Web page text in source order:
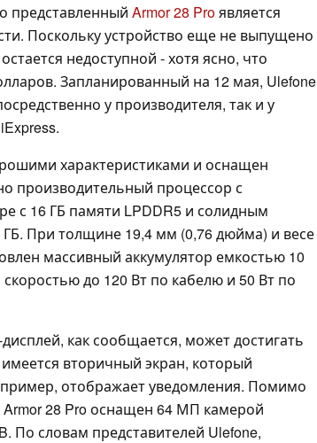
представленный Armor 28 Proявляется
Поскольку устройство еще не выпущено
недоступной - хотя ясно, что
Запланированный на 12 мая, Ulefone
у производителя, так и у
характеристиками и оснащен
производительный процессор с
с 16 ГБ памяти LPDDR5 и солидным
При толщине 19,4 мм (0,76 дюйма) и весе
массивный аккумулятор емкостью 10
до 120 Вт по кабелю и 50 Вт по
как сообщается, может достигать
вторичный экран, который
отображает уведомления. Помимо
28 Pro оснащен 64 МП камерой
По словам представителей Ulefone,